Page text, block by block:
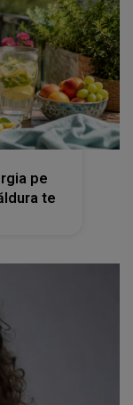
pe
te